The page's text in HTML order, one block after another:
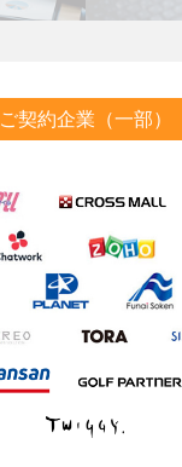
ご契約企業（一部）